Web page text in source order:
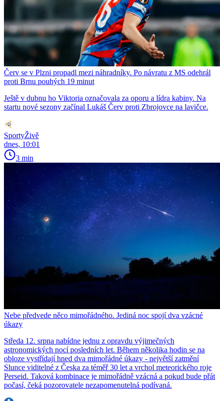
Červ se v Plzni propadl mezi náhradníky. Po návratu z MS odehrál
proti Brnu pouhých 19 minut
Ještě v dubnu ho Viktoria označovala za oporu a lídra kabiny. Na
startu nové sezony začínal Lukáš Červ proti Zbrojovce na lavičce.
SportyŽivě
dnes, 10:01
3 min
Nebe předvede něco mimořádného. Jediná noc spojí dva vzácné
úkazy
Středa 12. srpna nabídne jednu z opravdu výjimečných
astronomických nocí posledních let. Během několika hodin se na
obloze vystřídají hned dva mimořádné úkazy - největší zatmění
Slunce viditelné z Česka za téměř 30 let a vrchol meteorického roje
Perseid. Taková kombinace je mimořádně vzácná a pokud bude přát
počasí, čeká pozorovatele nezapomenutelná podívaná.